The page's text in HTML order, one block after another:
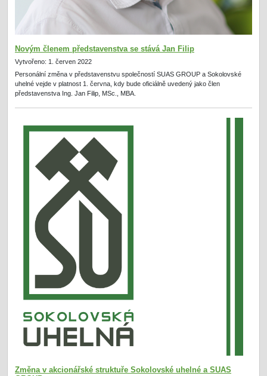
Novým členem představenstva se stává Jan Filip
Vytvořeno: 1. červen 2022
Personální změna v představenstvu společností SUAS GROUP a Sokolovské
uhelné vejde v platnost 1. června, kdy bude oficiálně uvedený jako člen
představenstva Ing. Jan Filip, MSc., MBA.
Změna v akcionářské struktuře Sokolovské uhelné a SUAS